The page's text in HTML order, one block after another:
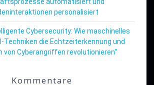
personalisiert
Cybersecurity: Wie maschinelles
Techniken die Echtzeiterkennung und
von Cyberangriffen revolutionieren“
Kommentare